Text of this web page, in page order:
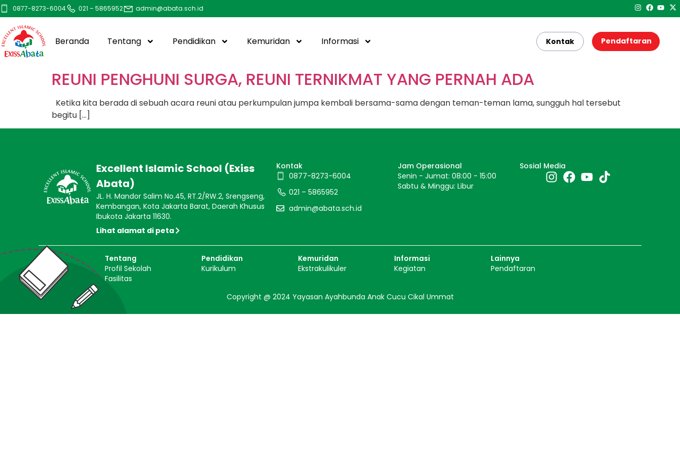
0877-8273-6004 021 – 5865952 admin@abata.sch.id
Beranda Tentang Pendidikan Kemuridan Informasi Kontak Pendaftaran
REUNI PENGHUNI SURGA, REUNI TERNIKMAT YANG PERNAH ADA
Ketika kita berada di sebuah acara reuni atau perkumpulan jumpa kembali bersama-sama dengan teman-teman lama, sungguh hal tersebut
begitu […]
Excellent Islamic School (Exiss
Abata)
JL. H. Mandor Salim No.45, RT.2/RW.2, Srengseng,
Kembangan, Kota Jakarta Barat, Daerah Khusus
Ibukota Jakarta 11630.
Lihat alamat di peta
Kontak
0877-8273-6004
021 – 5865952
admin@abata.sch.id
Jam Operasional
Senin - Jumat: 08:00 - 15:00
Sabtu & Minggu: Libur
Sosial Media
Tentang
Profil Sekolah
Fasilitas
Pendidikan
Kurikulum
Kemuridan
Ekstrakulikuler
Informasi
Kegiatan
Lainnya
Pendaftaran
Copyright @ 2024 Yayasan Ayahbunda Anak Cucu Cikal Ummat